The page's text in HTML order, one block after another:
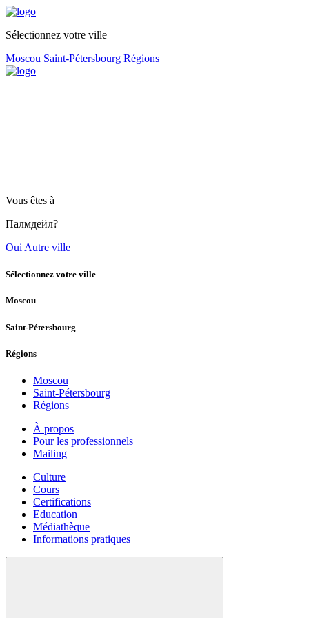
Sélectionnez votre ville
Moscou Saint-Pétersbourg Régions
Vous êtes à
Палмдейл?
Oui Autre ville
Sélectionnez votre ville
Moscou
Saint-Pétersbourg
Régions
Moscou
Saint-Pétersbourg
Régions
À propos
Pour les professionnels
Mailing
Culture
Cours
Certifications
Education
Médiathèque
Informations pratiques